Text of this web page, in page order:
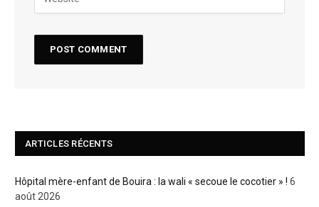
ARTICLES RÉCENTS
Hôpital mère-enfant de Bouira : la wali « secoue le cocotier » ! 6
août 2026